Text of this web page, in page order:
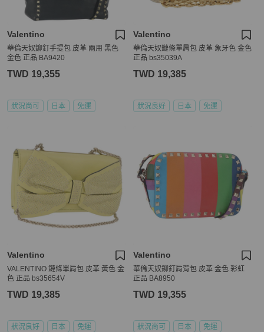
Valentino
華倫天奴鉚釘手提包 皮革 兩用 黑色
金色 正品 BA9420
TWD 19,355
狀況尚可 日本 免運
Valentino
華倫天奴鏈條單肩包 皮革 象牙色 金色
正品 bs35039A
TWD 19,385
狀況良好 日本 免運
Valentino
VALENTINO 鏈條單肩包 皮革 黃色 金
色 正品 bs35654V
TWD 19,385
狀況良好 日本 免運
Valentino
華倫天奴鉚釘肩背包 皮革 金色 彩虹
正品 BA8950
TWD 19,355
狀況尚可 日本 免運